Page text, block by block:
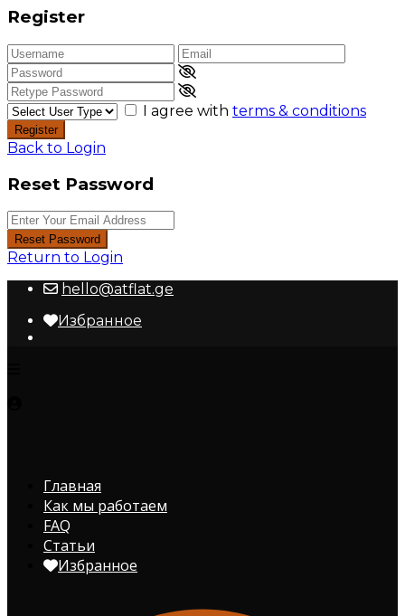
Register
I agree with terms & conditions
Register
Back to Login
Reset Password
Reset Password
Return to Login
hello@atflat.ge
Избранное
Главная
Как мы работаем
FAQ
Статьи
Избранное